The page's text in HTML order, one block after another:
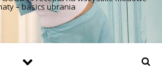
– basics ubrania